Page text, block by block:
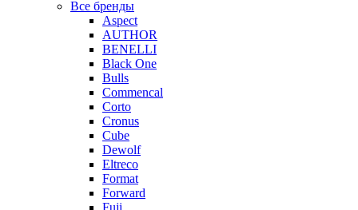
Все бренды
Aspect
AUTHOR
BENELLI
Black One
Bulls
Commencal
Corto
Cronus
Cube
Dewolf
Eltreco
Format
Forward
Fuji